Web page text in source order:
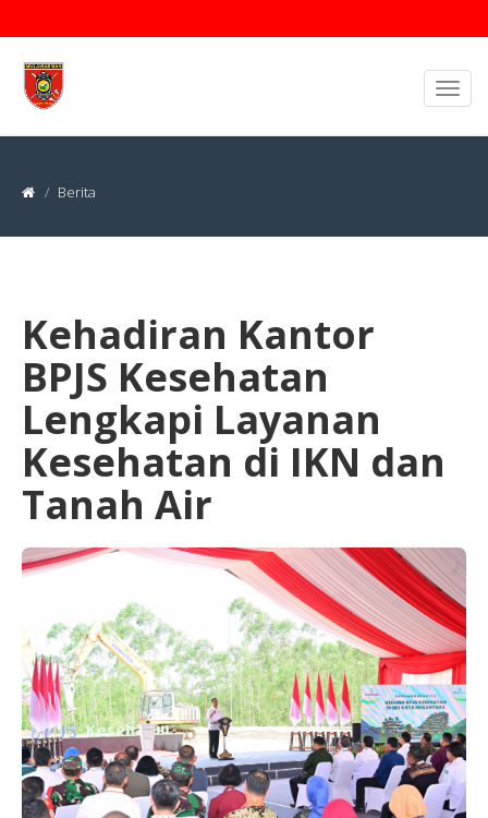
Berita
Kehadiran Kantor
BPJS Kesehatan
Lengkapi Layanan
Kesehatan di IKN dan
Tanah Air